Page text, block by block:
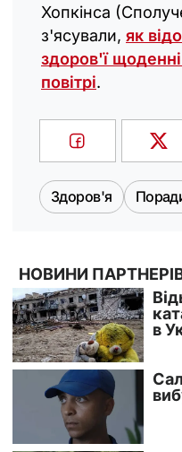
Хопкінса
з'ясували, як
здоров'ї
повітрі.
Здоров'я